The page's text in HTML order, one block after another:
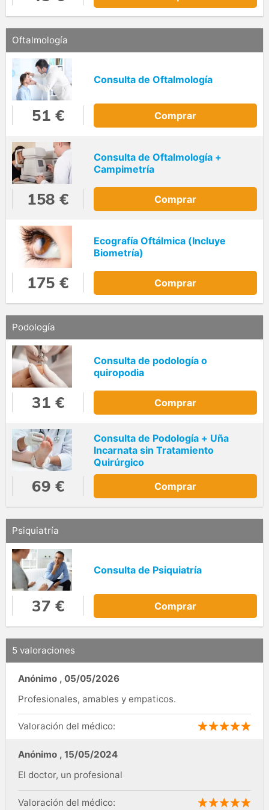
Oftalmología
Consulta de Oftalmología
51 € Comprar
Consulta de Oftalmología +
Campimetría
158 € Comprar
Ecografía Oftálmica (Incluye
Biometría)
175 € Comprar
Podología
Consulta de podología o
quiropodia
31 € Comprar
Consulta de Podología + Uña
Incarnata sin Tratamiento
Quirúrgico
69 € Comprar
Psiquiatría
Consulta de Psiquiatría
37 € Comprar
5 valoraciones
Anónimo , 05/05/2026
Profesionales, amables y empaticos.
Valoración del médico:
Anónimo , 15/05/2024
El doctor, un profesional
Valoración del médico: